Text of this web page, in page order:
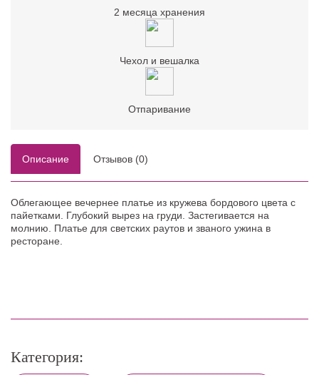
2 месяца хранения
Чехол и вешалка
Отпаривание
Описание Отзывов (0)
Облегающее вечернее платье из кружева бордового цвета с
пайетками. Глубокий вырез на груди. Застегивается на
молнию. Платье для светских раутов и званого ужина в
ресторане.
Категория: